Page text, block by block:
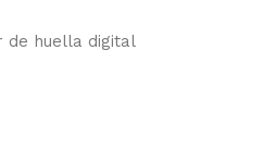
de huella digital